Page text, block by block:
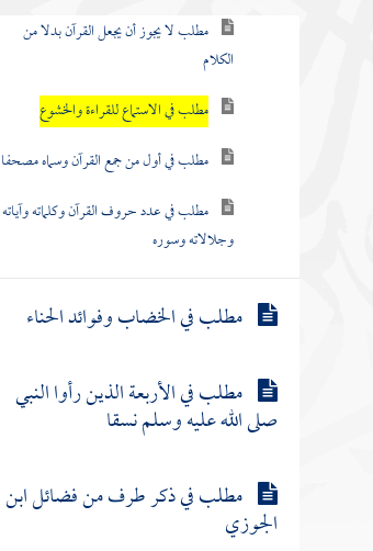
مطلب لا يجوز أن يجعل القرآن بدلا من
الكلام
مطلب في الاستماع للقراءة والخشوع
مطلب في أول من جمع القرآن وسماه مصحفا
مطلب في عدد حروف القرآن وكلماته وآياته
وجلالاته وسوره
مطلب في الخضاب وفوائد الحناء
مطلب في الأربعة الذين رأوا النبي
صلى الله عليه وسلم نسقا
مطلب في ذكر طرف من فضائل ابن
الجوزي